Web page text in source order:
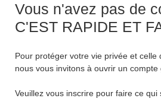
Vous n'avez pas de
C'EST RAPIDE ET
Pour protéger votre vie privée et celle
nous vous invitons à ouvrir un compte
Veuillez vous inscrire pour faire ce qui